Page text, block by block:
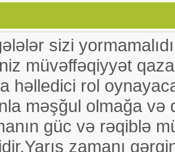
sizi
müvəffəqiyyət
həlledici rol
məşğul olmağa və
güc və rəqiblə
zamanı